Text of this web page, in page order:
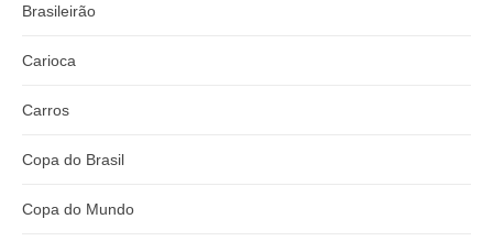
Brasileirão
Carioca
Carros
Copa do Brasil
Copa do Mundo